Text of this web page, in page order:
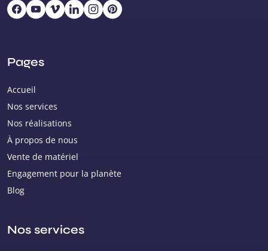
Pages
Accueil
Nos services
Nos réalisations
À propos de nous
Vente de matériel
Engagement pour la planète
Blog
Nos services